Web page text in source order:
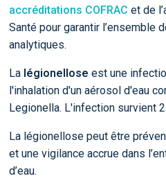
accréditations COFRAC et de
Santé pour garantir l’ensemble
analytiques.
La légionellose est une
l'inhalation d'un aérosol d'eau
Legionella. L'infection survient
La légionellose peut être
et une vigilance accrue dans
d’eau.